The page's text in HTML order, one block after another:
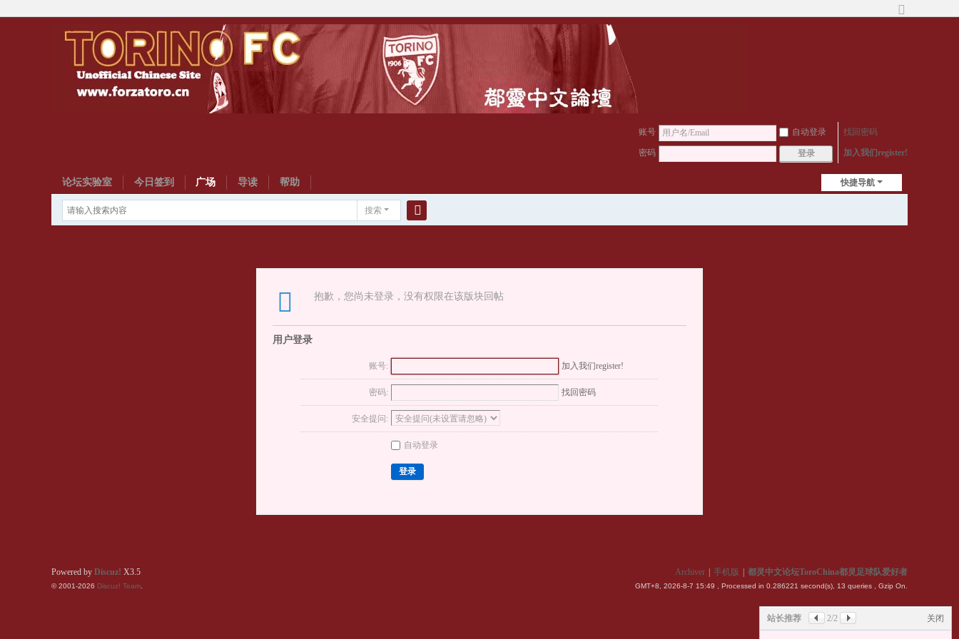
账号 自动登录 找回密码
密码 登录 加入我们register!
快捷导航
论坛实验室 今日签到 广场 导读 帮助
搜索
抱歉，您尚未登录，没有权限在该版块回帖
用户登录
账号: 加入我们register!
密码: 找回密码
安全提问:
自动登录
登录
关闭
站长推荐 2/2
Archiver 手机版 都灵中文论坛ToroChina都灵足球队爱好者
GMT+8, 2026-8-7 15:49 , Processed in 0.286221 second(s), 13 queries , Gzip On.
Powered by Discuz! X3.5
© 2001-2026 Discuz! Team